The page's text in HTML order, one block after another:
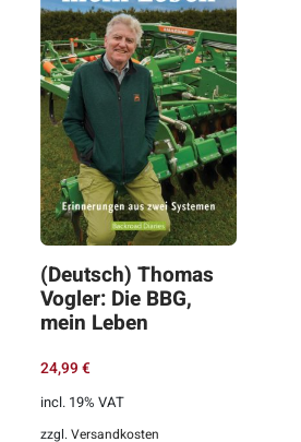
(Deutsch) Thomas
Vogler: Die BBG,
mein Leben
24,99€
incl. 19% VAT
zzgl.Versandkosten